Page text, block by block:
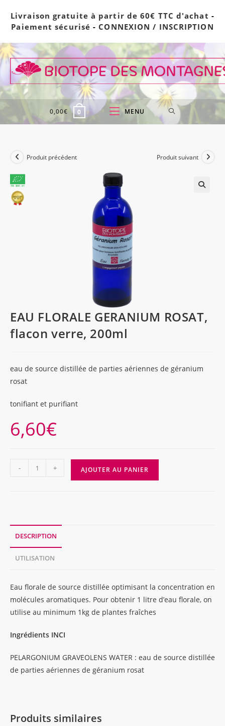
content
Livraison gratuite à partir de 60€ TTC d'achat -
Paiement sécurisé - CONNEXION / INSCRIPTION
0,00€ 0 MENU
Produit précédent Produit suivant
EAU FLORALE GERANIUM ROSAT,
flacon verre, 200ml
eau de source distillée de parties aériennes de géranium
rosat
tonifiant et purifiant
6,60€
quantité
ROSAT,
flacon
- + AJOUTER AU PANIER
DESCRIPTION
UTILISATION
Eau florale de source distillée optimisant la concentration en
molécules aromatiques. Pour obtenir 1 litre d’eau florale, on
utilise au minimum 1kg de plantes fraîches
Ingrédients INCI
PELARGONIUM GRAVEOLENS WATER : eau de source distillée
de parties aériennes de géranium rosat
Produits similaires